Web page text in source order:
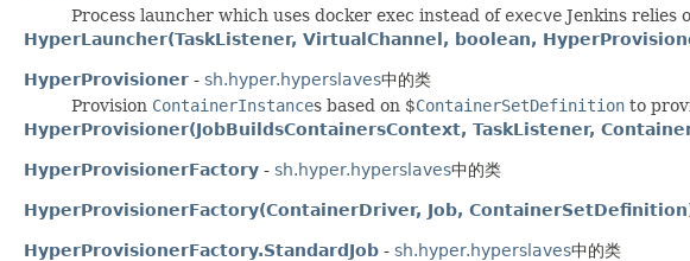
Process launcher which uses docker exec instead of execve Jenkins relies
HyperLauncher(TaskListener, VirtualChannel, boolean,
HyperProvisioner - sh.hyper.hyperslaves中的类
Provision ContainerInstances based on $ContainerSetDefinition to
HyperProvisioner(JobBuildsContainersContext, TaskListener,
HyperProvisionerFactory - sh.hyper.hyperslaves中的类
HyperProvisionerFactory(ContainerDriver, Job,
HyperProvisionerFactory.StandardJob - sh.hyper.hyperslaves中的类